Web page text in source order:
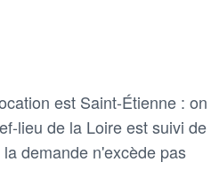
est Saint-Étienne : on
lieu de la Loire est suivi de
demande n'excède pas